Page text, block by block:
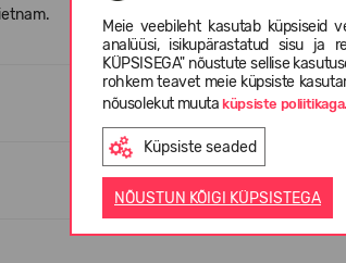
Meie veebileht kasutab küpsiseid
analüüsi, isikupärastatud sisu ja
KÜPSISEGA" nõustute sellise
rohkem teavet meie küpsiste
nõusolekut muutaküpsiste poliitikaga.
Küpsiste seaded
NÕUSTUN KÕIGI KÜPSISTEGA